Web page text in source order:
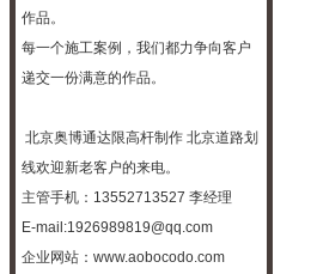
作品。
每一个施工案例，我们都力争向客户
递交一份满意的作品。
北京奥博通达限高杆制作 北京道路划
线欢迎新老客户的来电。
主管手机：13552713527 李经理
E-mail:1926989819@qq.com
企业网站： www.aobocodo.com